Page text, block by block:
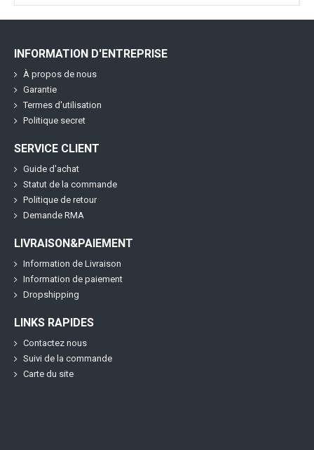
INFORMATION D'ENTREPRISE
À propos de nous
Garantie
Termes d'utilisation
Politique secret
SERVICE CLIENT
Guide d'achat
Statut de la commande
Politique de retour
Demande RMA
LIVRAISON&PAIEMENT
Information de Livraison
Information de paiement
Dropshipping
LINKS RAPIDES
Contactez nous
Suivi de la commande
Carte du site